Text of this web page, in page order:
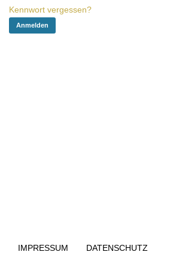
Kennwort vergessen?
IMPRESSUM DATENSCHUTZ